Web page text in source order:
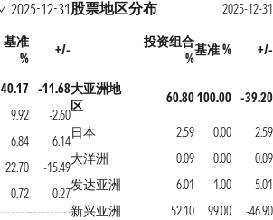
2025-12-31
基准
%
+/-
40.17
-11.68
9.92
-2.60
6.84
6.14
22.70
-15.49
0.72 0.27
股票地区分布
2025-12-31
投资组合
%
基准 % +/-
大亚洲地
区
60.80100.00 -39.20
日本 2.59 0.00
2.59
大洋洲
0.09 0.00
0.09
发达亚洲
6.01 1.00
5.01
新兴亚洲
52.10 99.00 -46.90